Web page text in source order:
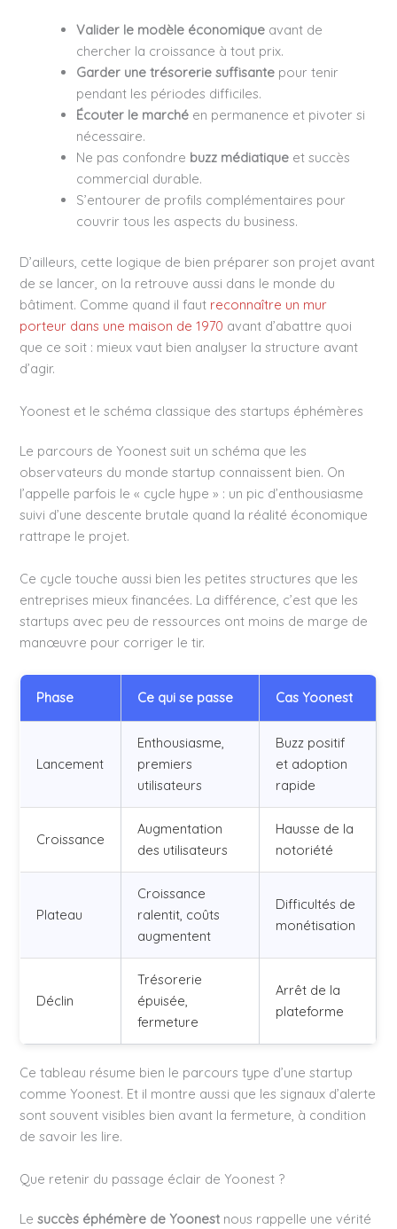
Valider le modèle économique avant de
chercher la croissance à tout prix.
Garder une trésorerie suffisante pour tenir
pendant les périodes difficiles.
Écouter le marché en permanence et pivoter si
nécessaire.
Ne pas confondre buzz médiatique et succès
commercial durable.
S’entourer de profils complémentaires pour
couvrir tous les aspects du business.
D’ailleurs, cette logique de bien préparer son projet avant
de se lancer, on la retrouve aussi dans le monde du
bâtiment. Comme quand il faut reconnaître un mur
porteur dans une maison de 1970 avant d’abattre quoi
que ce soit : mieux vaut bien analyser la structure avant
d’agir.
Yoonest et le schéma classique des startups éphémères
Le parcours de Yoonest suit un schéma que les
observateurs du monde startup connaissent bien. On
l’appelle parfois le « cycle hype » : un pic d’enthousiasme
suivi d’une descente brutale quand la réalité économique
rattrape le projet.
Ce cycle touche aussi bien les petites structures que les
entreprises mieux financées. La différence, c’est que les
startups avec peu de ressources ont moins de marge de
manœuvre pour corriger le tir.
Phase Ce qui se passe Cas Yoonest
Lancement
Enthousiasme,
premiers
utilisateurs
Buzz positif
et adoption
rapide
Croissance
Augmentation
des utilisateurs
Hausse de la
notoriété
Plateau
Croissance
ralentit, coûts
augmentent
Difficultés de
monétisation
Déclin
Trésorerie
épuisée,
fermeture
Arrêt de la
plateforme
Ce tableau résume bien le parcours type d’une startup
comme Yoonest. Et il montre aussi que les signaux d’alerte
sont souvent visibles bien avant la fermeture, à condition
de savoir les lire.
Que retenir du passage éclair de Yoonest ?
Lesuccès éphémère de Yoonest nous rappelle une vérité